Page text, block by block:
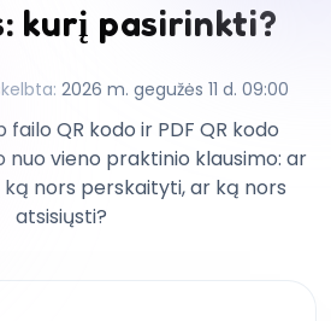
kurį pasirinkti?
: 2026 m. gegužės 11 d. 09:00
QR kodo ir PDF QR kodo
nuo vieno praktinio klausimo: ar
nors perskaityti, ar ką nors
atsisiųsti?